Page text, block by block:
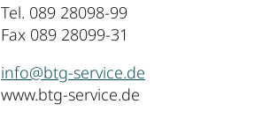
Tel. 089 28098-99
Fax 089 28099-31
info@btg-service.de
www.btg-service.de